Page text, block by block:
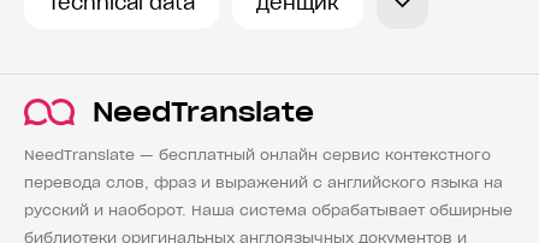
NeedTranslate
NeedTranslate — бесплатный онлайн сервис контекстного
перевода слов, фраз и выражений с английского языка на
русский и наоборот. Наша система обрабатывает обширные
библиотеки оригинальных англоязычных документов и